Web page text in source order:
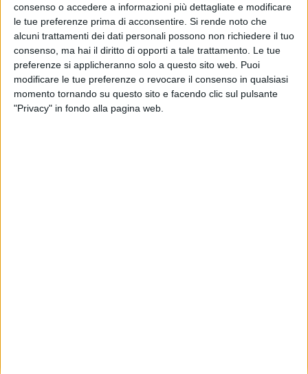
consenso o accedere a informazioni più dettagliate e modificare
le tue preferenze prima di acconsentire. Si rende noto che
alcuni trattamenti dei dati personali possono non richiedere il tuo
consenso, ma hai il diritto di opporti a tale trattamento. Le tue
preferenze si applicheranno solo a questo sito web. Puoi
modificare le tue preferenze o revocare il consenso in qualsiasi
momento tornando su questo sito e facendo clic sul pulsante
"Privacy" in fondo alla pagina web.
Spedizionieri a lezione di e-
booking con Lufthansa e
Freightos
ITALIA 16 LUGLIO 2018